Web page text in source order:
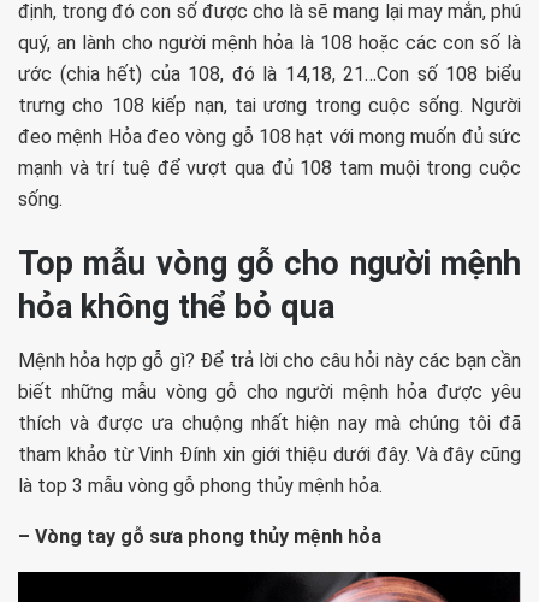
định, trong đó con số được cho là sẽ mang lại may mắn, phú
quý, an lành cho người mệnh hỏa là 108 hoặc các con số là
ước (chia hết) của 108, đó là 14,18, 21…Con số 108 biểu
trưng cho 108 kiếp nạn, tai ương trong cuộc sống. Người
đeo mệnh Hỏa đeo vòng gỗ 108 hạt với mong muốn đủ sức
mạnh và trí tuệ để vượt qua đủ 108 tam muội trong cuộc
sống.
Top mẫu vòng gỗ cho người mệnh
hỏa không thể bỏ qua
Mệnh hỏa hợp gỗ gì? Để trả lời cho câu hỏi này các bạn cần
biết những mẫu vòng gỗ cho người mệnh hỏa được yêu
thích và được ưa chuộng nhất hiện nay mà chúng tôi đã
tham khảo từ Vinh Đính xin giới thiệu dưới đây. Và đây cũng
là top 3 mẫu vòng gỗ phong thủy mệnh hỏa.
– Vòng tay gỗ sưa phong thủy mệnh hỏa